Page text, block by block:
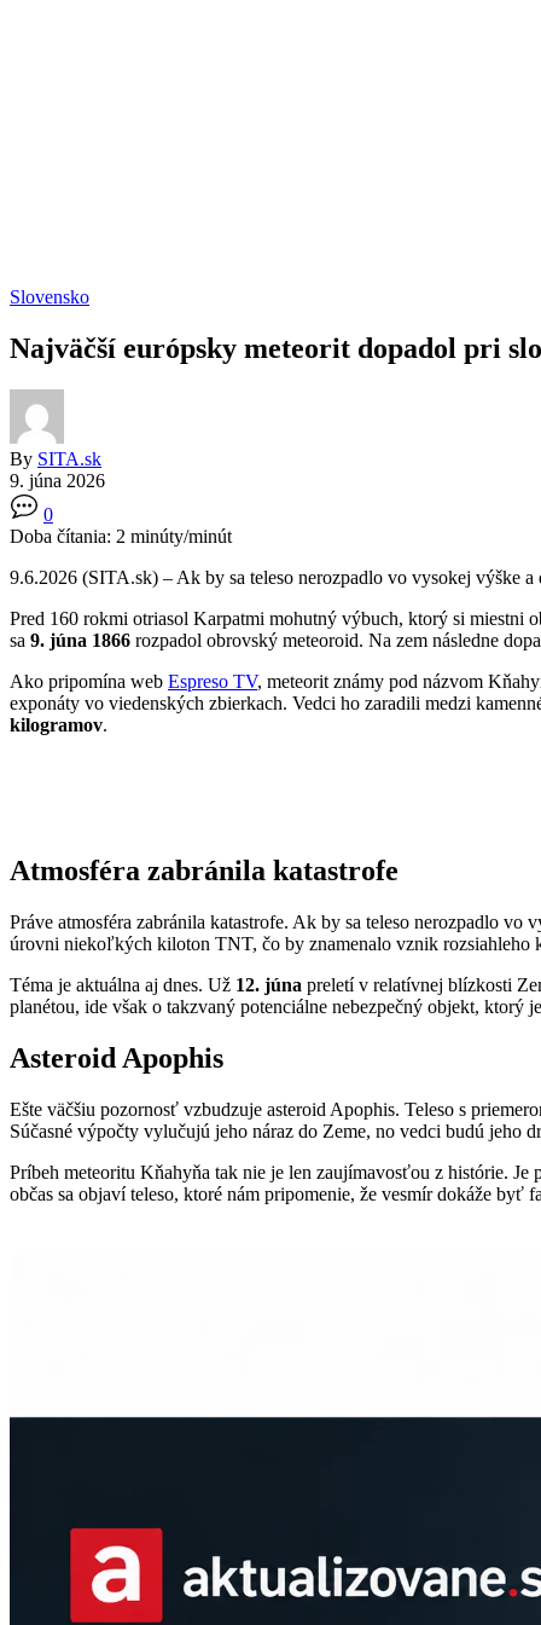
Slovensko
Najväčší európsky meteorit dopadol pri
By SITA.sk
9. júna 2026
0
Doba čítania: 2 minúty/minút
9.6.2026 (SITA.sk) – Ak by sa teleso nerozpadlo vo vysokej výške
Pred 160 rokmi otriasol Karpatmi mohutný výbuch, ktorý si miestni
sa 9. júna 1866 rozpadol obrovský meteoroid. Na zem následne
Ako pripomína web Espreso TV, meteorit známy pod názvom
exponáty vo viedenských zbierkach. Vedci ho zaradili medzi
kilogramov.
Atmosféra zabránila katastrofe
Práve atmosféra zabránila katastrofe. Ak by sa teleso nerozpadlo
úrovni niekoľkých kiloton TNT, čo by znamenalo vznik rozsiahleho
Téma je aktuálna aj dnes. Už 12. júna preletí v relatívnej blízkosti
planétou, ide však o takzvaný potenciálne nebezpečný objekt, ktorý
Asteroid Apophis
Ešte väčšiu pozornosť vzbudzuje asteroid Apophis. Teleso s
Súčasné výpočty vylučujú jeho náraz do Zeme, no vedci budú jeho
Príbeh meteoritu Kňahyňa tak nie je len zaujímavosťou z histórie.
občas sa objaví teleso, ktoré nám pripomenie, že vesmír dokáže byť